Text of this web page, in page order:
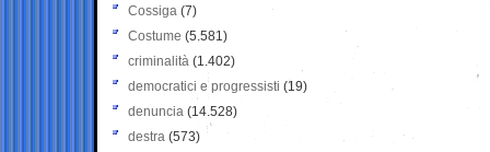
Cossiga (7)
Costume (5.581)
criminalità (1.402)
democratici e progressisti (19)
denuncia (14.528)
destra (573)